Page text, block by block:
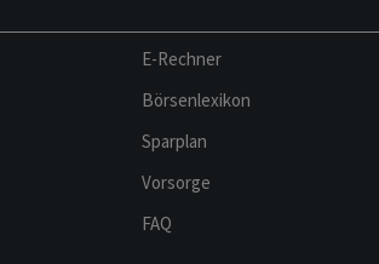
E-Rechner
Börsenlexikon
Sparplan
Vorsorge
FAQ